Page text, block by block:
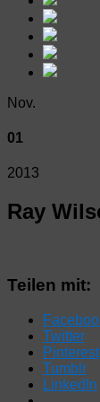
Nov.
01
2013
Ray
Teilen mit:
Twitter
Pinterest
Tumblr
LinkedIn